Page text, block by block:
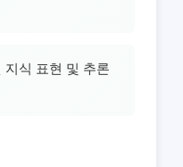
지식 표현 및 추론